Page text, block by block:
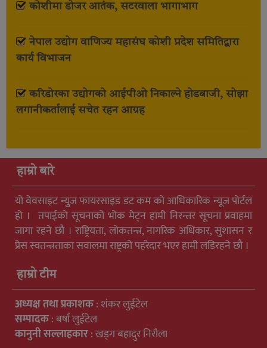
कोशीमा डोजर आतंक, सटरवाला भागाभाग
नेपाल उद्योग वाणिज्य महासंघ कोशी प्रदेश समितिद्वारा
कार्य विभाजन
करिडोरका उद्योगको आईपीओ निकाल्ने होडबाजी, सोझा
लगानीकर्तालाई सचेत रहन आग्रह
हाम्रो बारे
यो वेवसाइट न्युुज फायरसाइड डट कम को आधिकारिक न्यूज पोर्टल
हो । तपाईको सूचनाको भोक मेट्न हामी निरन्तर सूचना प्रवाहमा
जागा रहने छौ । राष्ट्रियता, लोकतन्त्र, नागरिक अधिकार, सुशासन र
प्रेस स्वतन्त्रताका सवालमा राष्ट्रको पहरेदार भएर हामी लडिरहने छौ ।
हाम्रो टीम
अध्यक्ष तथा प्रकाशक: शंकर लुईटेल
सम्पादक: बर्षा लुईटेल
कानुनी सल्लाहकार: खड्ग बहादुर निरौला